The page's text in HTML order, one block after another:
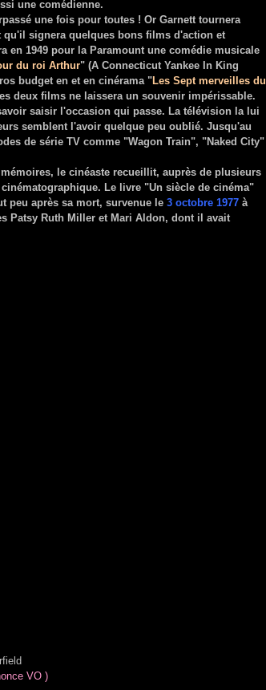
une comédienne.
une fois pour toutes ! Or Garnett tournera
qu'il signera quelques bons films d'action et
en 1949 pour la Paramount une comédie musicale
du roi Arthur" (A Connecticut Yankee In King
budget en et en cinérama "Les Sept merveilles du
deux films ne laissera un souvenir impérissable.
saisir l'occasion qui passe. La télévision la lui
semblent l'avoir quelque peu oublié. Jusqu'au
de série TV comme "Wagon Train", "Naked City"
le cinéaste recueillit, auprès de plusieurs
Le livre "Un siècle de cinéma"
peu après sa mort, survenue le 3 octobre 1977 à
Patsy Ruth Miller et Mari Aldon, dont il avait
VO )